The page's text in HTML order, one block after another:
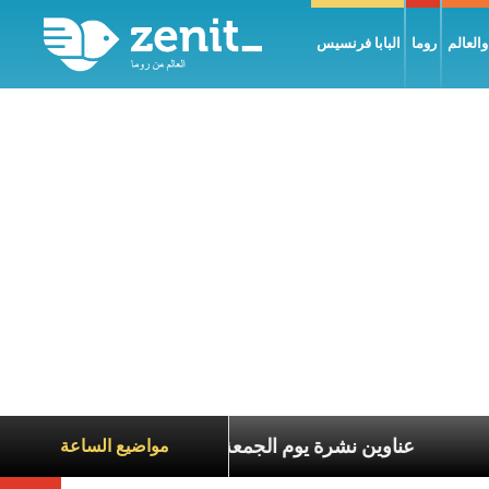
البابا فرنسيس روما
مواضيع الساعة
عناوين نشرة يوم الجمعة 7 آب 2026: السلام يُبنى بصبر يومًا بعد يوم معاناة الآخرين